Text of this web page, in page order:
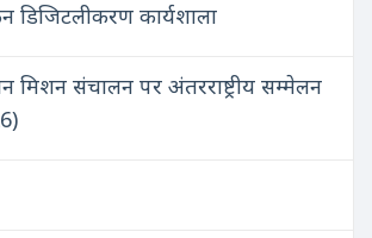
डिजिटलीकरण कार्यशाला
मिशन संचालन पर अंतरराष्ट्रीय सम्मेलन